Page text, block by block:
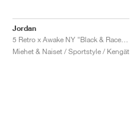
Jordan
5 Retro x Awake NY "Black & Racer Blue"
Miehet & Naiset / Sportstyle / Kengät